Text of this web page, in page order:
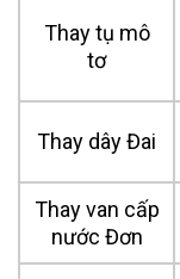
Thay tụ mô
tơ
Thay dây Đai
Thay van cấp
nước Đơn